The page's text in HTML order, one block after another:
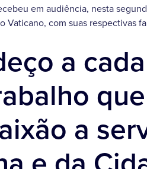
em audiência, nesta
Vaticano, com suas respectivas
a
a